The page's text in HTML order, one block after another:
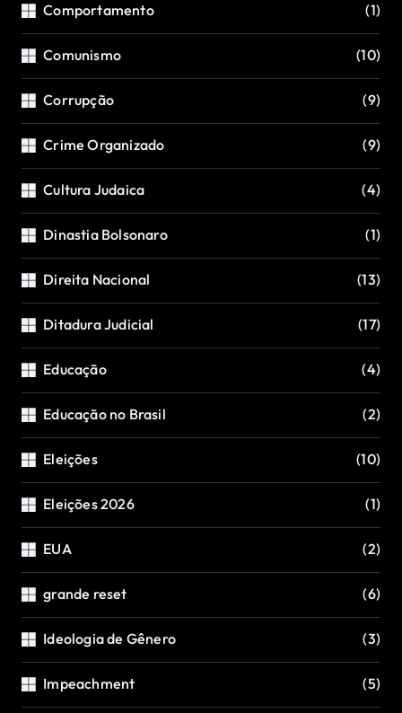
Comportamento (1)
Comunismo (10)
Corrupção (9)
Crime Organizado (9)
Cultura Judaica (4)
Dinastia Bolsonaro (1)
Direita Nacional (13)
Ditadura Judicial (17)
Educação (4)
Educação no Brasil (2)
Eleições (10)
Eleições 2026 (1)
EUA (2)
grande reset (6)
Ideologia de Gênero (3)
Impeachment (5)